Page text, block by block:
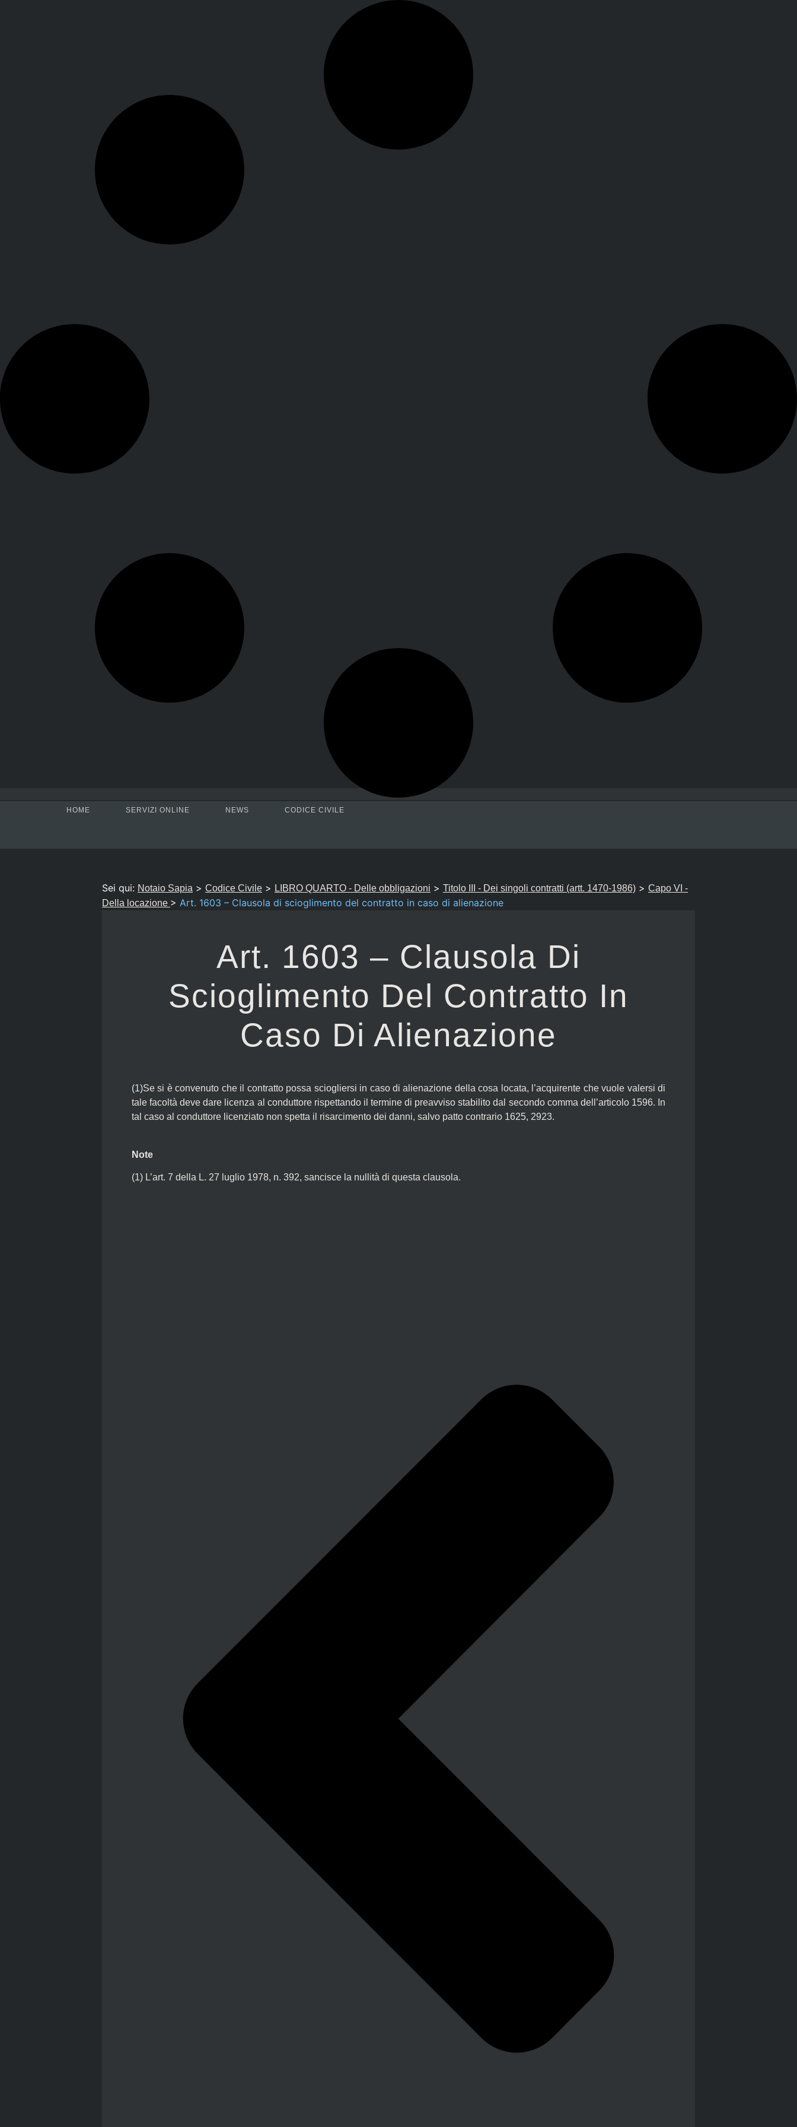
HOME SERVIZI ONLINE NEWS CODICE CIVILE
Sei qui: Notaio Sapia > Codice Civile > LIBRO QUARTO - Delle obbligazioni > Titolo III - Dei singoli contratti (artt. 1470-1986) > Capo VI -
Della locazione > Art. 1603 – Clausola di scioglimento del contratto in caso di alienazione
Art. 1603 – Clausola Di
Scioglimento Del Contratto In
Caso Di Alienazione
(1)Se si è convenuto che il contratto possa sciogliersi in caso di alienazione della cosa locata, l’acquirente che vuole valersi di
tale facoltà deve dare licenza al conduttore rispettando il termine di preavviso stabilito dal secondo comma dell’articolo 1596. In
tal caso al conduttore licenziato non spetta il risarcimento dei danni, salvo patto contrario 1625, 2923.
Note
(1) L’art. 7 della L. 27 luglio 1978, n. 392, sancisce la nullità di questa clausola.